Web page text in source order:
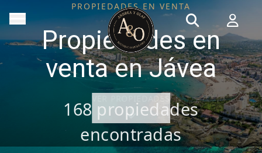
PROPIEDADES EN VENTA
Propiedades en
venta en Jávea
168 propiedades
encontradas
VER PROPIEDADES